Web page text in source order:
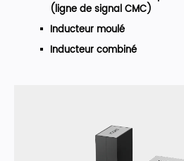
(ligne de signal CMC)
Inducteur moulé
Inducteur combiné